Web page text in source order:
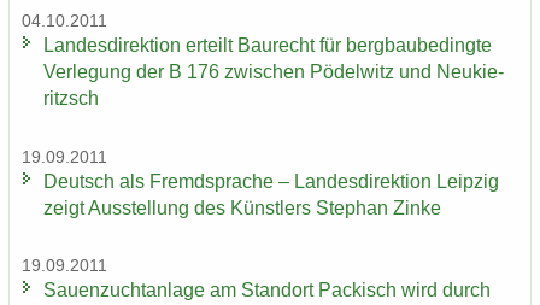
04.10.2011
Lan­des­di­rek­ti­on er­teilt Bau­recht für berg­bau­be­ding­te
Ver­le­gung der B 176 zwi­schen Pö­del­witz und Neu­kie­
ritzsch
19.09.2011
Deutsch als Fremd­spra­che – Lan­des­di­rek­ti­on Leip­zig
zeigt Aus­stel­lung des Künst­lers Ste­phan Zinke
19.09.2011
Sauen­zucht­an­la­ge am Stand­ort Pa­ckisch wird durch